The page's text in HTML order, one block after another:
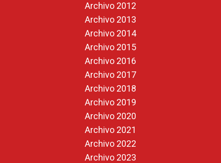
Archivo 2012
Archivo 2013
Archivo 2014
Archivo 2015
Archivo 2016
Archivo 2017
Archivo 2018
Archivo 2019
Archivo 2020
Archivo 2021
Archivo 2022
Archivo 2023